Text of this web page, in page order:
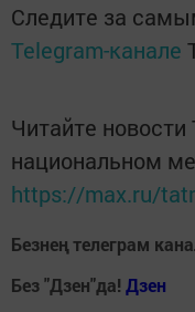
Следите за
Telegram-канале
Читайте новости
национальном
https://max.ru/
Безнең телеграм
Без "Дзен"да! Дзен